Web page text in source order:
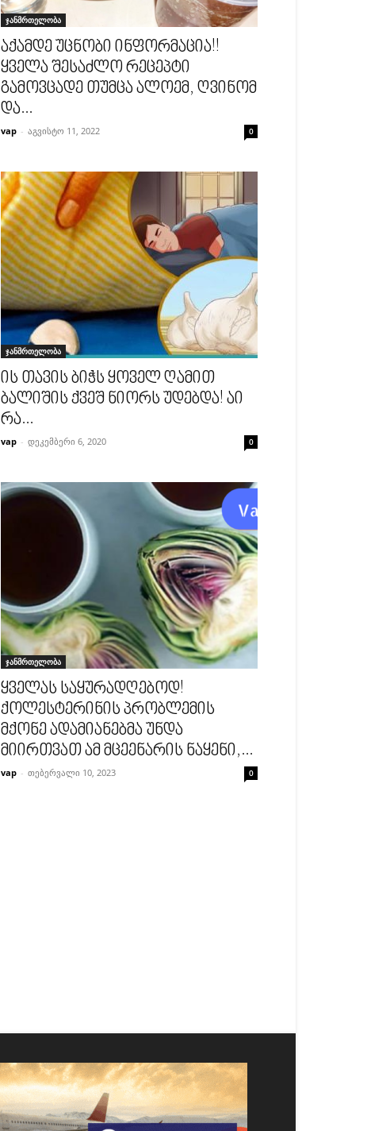
ჯანმრთელობა
აქამდე უცნობი ინფორმაცია!!
ყველა შესაძლო რეცეპტი
გამოვცადე თუმცა ალოემ, ღვინომ
და...
vap - აგვისტო 11, 2022 0
ჯანმრთელობა
ის თავის ბიჭს ყოველ ღამით
ბალიშის ქვეშ ნიორს უდებდა! აი
რა...
vap - დეკემბერი 6, 2020 0
ჯანმრთელობა
ყველას საყურადღებოდ!
ქოლესტერინის პრობლემის
მქონე ადამიანებმა უნდა
მიირთვათ ამ მცეენარის ნაყენი,...
vap - თებერვალი 10, 2023 0